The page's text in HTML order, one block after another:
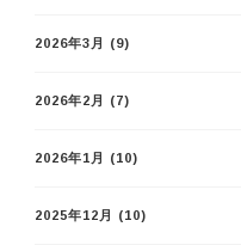
2026年3月 (9)
2026年2月 (7)
2026年1月 (10)
2025年12月 (10)